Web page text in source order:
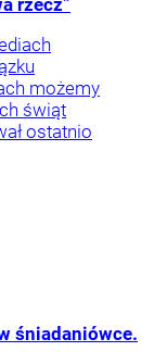
rzecz”
możemy
świąt
ostatnio
śniadaniówce.